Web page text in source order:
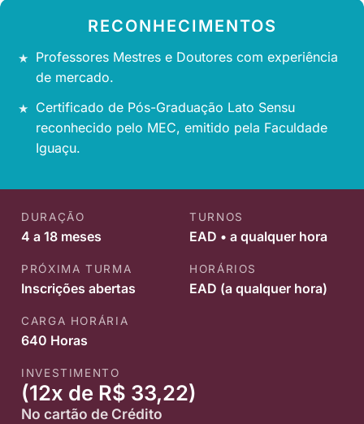
RECONHECIMENTOS
Professores Mestres e Doutores com experiência
de mercado.
Certificado de Pós-Graduação Lato Sensu
reconhecido pelo MEC, emitido pela Faculdade
Iguaçu.
DURAÇÃO
4 a 18 meses
TURNOS
EAD • a qualquer hora
PRÓXIMA TURMA
Inscrições abertas
HORÁRIOS
EAD (a qualquer hora)
CARGA HORÁRIA
640 Horas
INVESTIMENTO
(12x de R$ 33,22)
No cartão de Crédito